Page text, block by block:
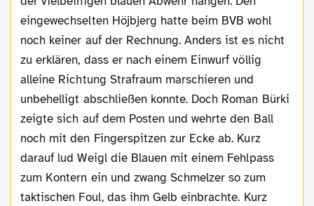
eingewechselten Höjbjerg hatte beim BVB wohl
noch keiner auf der Rechnung. Anders ist es nicht
zu erklären, dass er nach einem Einwurf völlig
alleine Richtung Strafraum marschieren und
unbehelligt abschließen konnte. Doch Roman Bürki
zeigte sich auf dem Posten und wehrte den Ball
noch mit den Fingerspitzen zur Ecke ab. Kurz
darauf lud Weigl die Blauen mit einem Fehlpass
zum Kontern ein und zwang Schmelzer so zum
taktischen Foul, das ihm Gelb einbrachte. Kurz